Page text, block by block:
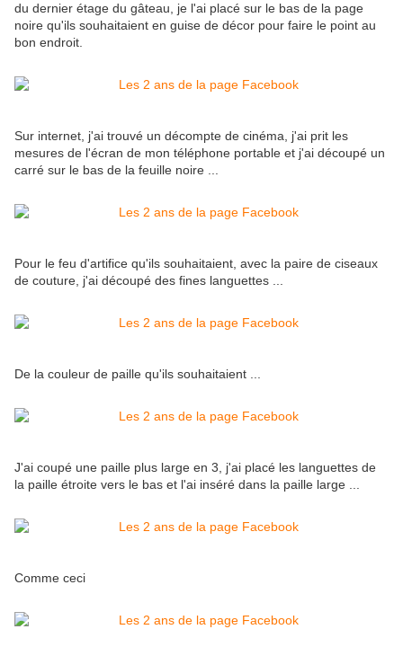
du dernier étage du gâteau, je l'ai placé sur le bas de la page
noire qu'ils souhaitaient en guise de décor pour faire le point au
bon endroit.
Sur internet, j'ai trouvé un décompte de cinéma, j'ai prit les
mesures de l'écran de mon téléphone portable et j'ai découpé un
carré sur le bas de la feuille noire ...
Pour le feu d'artifice qu'ils souhaitaient, avec la paire de ciseaux
de couture, j'ai découpé des fines languettes ...
De la couleur de paille qu'ils souhaitaient ...
J'ai coupé une paille plus large en 3, j'ai placé les languettes de
la paille étroite vers le bas et l'ai inséré dans la paille large ...
Comme ceci